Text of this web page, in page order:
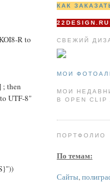
R to
; then
UTF-8"
КАК
22DESIGN.RU
СВЕЖИЙ
МОИ
МОИ
В OPEN CLIP
ПОРТФОЛИО
По темам:
Сайты,